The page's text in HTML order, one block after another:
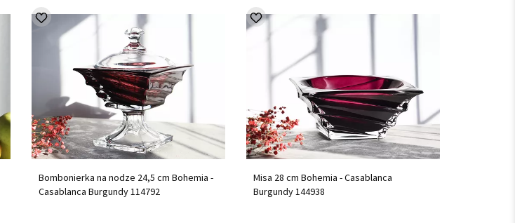
Bombonierka na nodze 24,5 cm Bohemia -
Casablanca Burgundy 114792
Misa 28 cm Bohemia - Casablanca
Burgundy 144938